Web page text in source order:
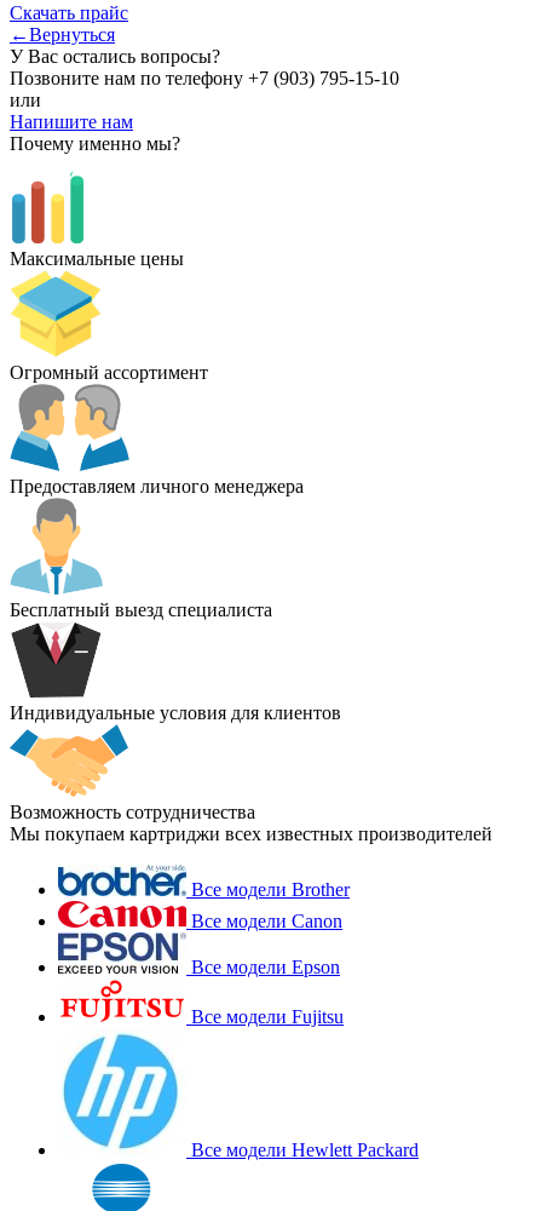
Скачать прайс
←Вернуться
У Вас остались вопросы?
Позвоните нам по телефону +7 (903) 795-15-10
или
Напишите нам
Почему именно мы?
Максимальные цены
Огромный ассортимент
Предоставляем личного менеджера
Бесплатный выезд специалиста
Индивидуальные условия для клиентов
Возможность сотрудничества
Мы покупаем картриджи всех известных производителей
Все модели Brother
Все модели Canon
Все модели Epson
Все модели Fujitsu
Все модели Hewlett Packard